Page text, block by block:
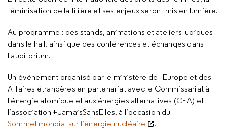
féminisation de la filière et ses enjeux seront mis en lumière.
Au programme : des stands, animations et ateliers ludiques
dans le hall, ainsi que des conférences et échanges dans
l'auditorium.
Un événement organisé par le ministère de l'Europe et des
Affaires étrangères en partenariat avec le Commissariat à
l'énergie atomique et aux énergies alternatives (CEA) et
l’association #JamaisSansElles, à l’occasion du
Sommet mondial sur l’énergie nucléaire
.